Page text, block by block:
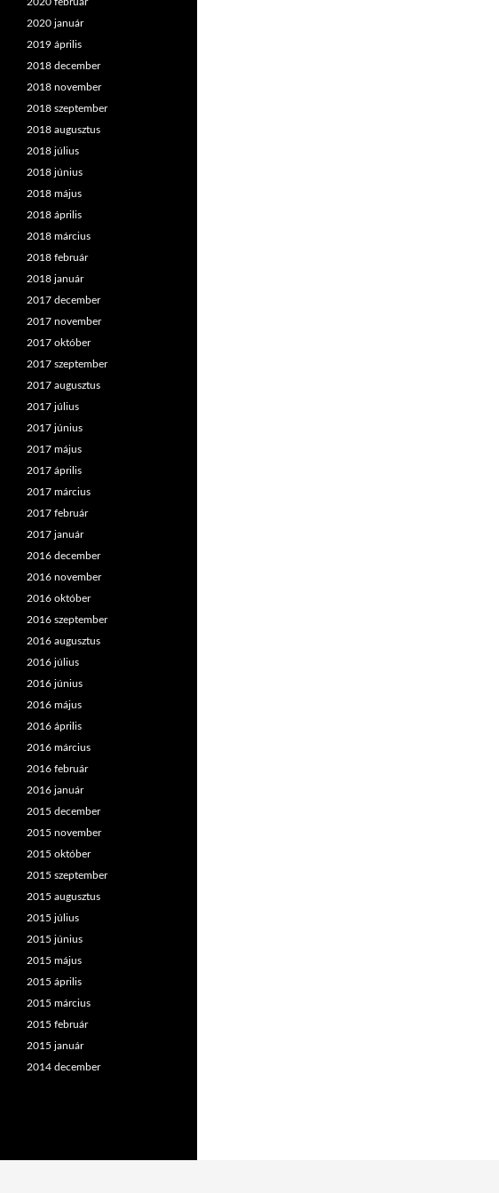
2020 január
2019 április
2018 december
2018 november
2018 szeptember
2018 augusztus
2018 július
2018 június
2018 május
2018 április
2018 március
2018 február
2018 január
2017 december
2017 november
2017 október
2017 szeptember
2017 augusztus
2017 július
2017 június
2017 május
2017 április
2017 március
2017 február
2017 január
2016 december
2016 november
2016 október
2016 szeptember
2016 augusztus
2016 július
2016 június
2016 május
2016 április
2016 március
2016 február
2016 január
2015 december
2015 november
2015 október
2015 szeptember
2015 augusztus
2015 július
2015 június
2015 május
2015 április
2015 március
2015 február
2015 január
2014 december